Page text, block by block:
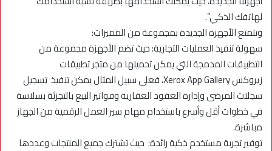
لهاتفك الذكي”.
وتتمتع الأجهزة الجديدة بمجموعة من المميزات:
سهولة تنفيذ العمليات التجارية: حيث تضم الأجهزة مجموعة من
التطبيقات المدمجة التي يمكن تحميلها من متجر تطبيقات
زيروكس Xerox App Gallery، فعلى سبيل المثال يمكن تنفيذ تسجيل
سجلات المرضى وإدارة العقود العقارية وفواتير البيع بالتجزئة بسلاسة
في خطوات أقل وأسرع باستخدام مهام سير العمل الرقمية من الجهاز
مباشرة.
توفير تجربة مستخدم ذكية رائدة: حيث تشترك جميع المنتجات وعددها